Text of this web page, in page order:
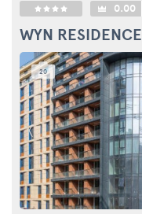
20
0.00
WYN RESIDENCE